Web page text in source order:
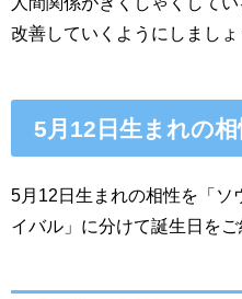
改善していくようにしましょ
5月12日生まれの相
5月12日生まれの相性を「ソ
イバル」に分けて誕生日をご